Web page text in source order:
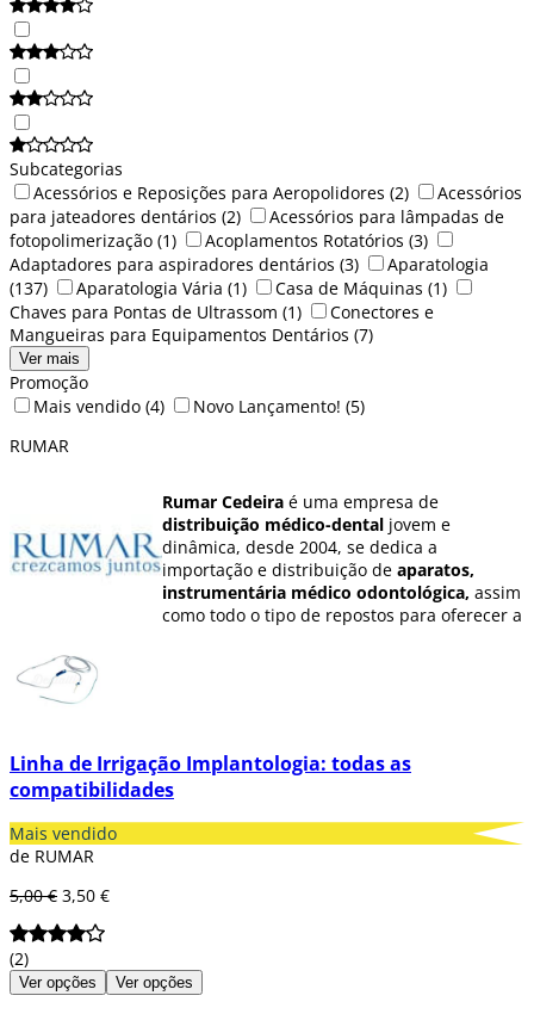
Subcategorias
Acessórios e Reposições para Aeropolidores (2)
Acessórios
para jateadores dentários (2)
Acessórios para lâmpadas de
fotopolimerização (1) Acoplamentos Rotatórios (3)
Adaptadores para aspiradores dentários (3)
Aparatologia
(137)
Aparatologia Vária (1) Casa de Máquinas (1)
Chaves para Pontas de Ultrassom (1)
Conectores e
Mangueiras para Equipamentos Dentários (7)
Ver mais
Promoção
Mais vendido (4) Novo Lançamento! (5)
RUMAR
Rumar Cedeira é uma empresa de
distribuição médico-dental jovem e
dinâmica, desde 2004, se dedica a
importação e distribuição de aparatos,
instrumentária médico odontológica, assim
como todo o tipo de repostos para oferecer a
odontológico, convertendo-se em um ponto
de encontro entre serviços técnicos e
marcas do mercado espanhol e compatíveis
Linha de Irrigação Implantologia: todas as
compatibilidades
Mais vendido
de RUMAR
5,00 € 3,50 €
(2)
Ver opções Ver opções